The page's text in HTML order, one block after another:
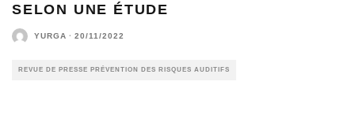
SELON UNE ÉTUDE
YURGA · 20/11/2022
REVUE DE PRESSE PRÉVENTION DES RISQUES AUDITIFS